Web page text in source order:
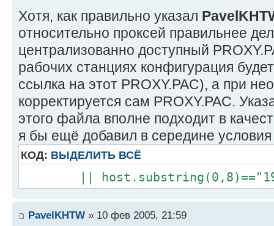
Хотя, как правильно указал
относительно проксей правильнее
централизованно доступный
рабочих станциях конфигурация
ссылка на этот PROXY.PAC), а при
корректируется сам PROXY.PAC.
этого файла вполне подходит в
я бы ещё добавил в середине условия
КОД: ВЫДЕЛИТЬ ВСЁ
||
PavelKHTW » 10 фев 2005, 21:59